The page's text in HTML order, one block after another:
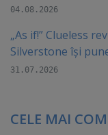
04.08.2026
„As if!” Clueless
Silverstone își
31.07.2026
CELE MAI